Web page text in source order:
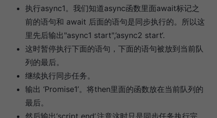
执行async1。我们知道async函数里面await标记之
前的语句和 await 后面的语句是同步执行的。所以这
里先后输出"async1 start",’async2 start‘.
这时暂停执行下面的语句，下面的语句被放到当前队
列的最后。
继续执行同步任务。
输出 ‘Promise1’。将then里面的函数放在当前队列的
最后。
然后输出‘script end’,注意这时只是同步任务执行完